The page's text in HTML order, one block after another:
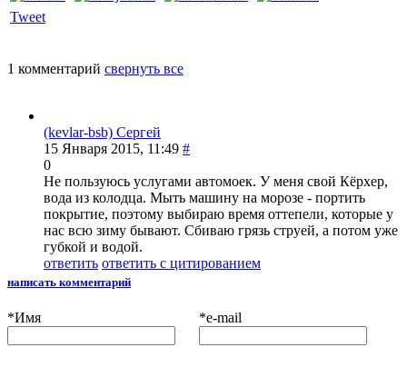
Tweet
1 комментарий свернуть все
(kevlar-bsb) Сергей
15 Января 2015, 11:49 #
0
Не пользуюсь услугами автомоек. У меня свой Кёрхер,
вода из колодца. Мыть машину на морозе - портить
покрытие, поэтому выбираю время оттепели, которые у
нас всю зиму бывают. Сбиваю грязь струей, а потом уже
губкой и водой.
ответить ответить с цитированием
написать комментарий
*Имя *e-mail